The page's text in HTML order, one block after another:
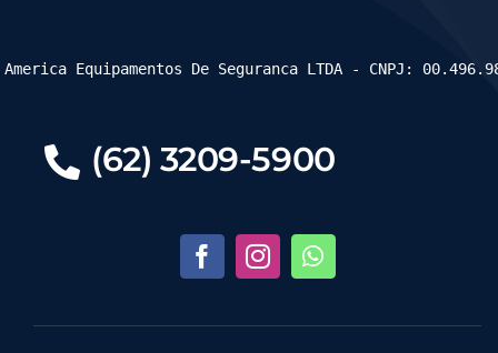
(62) 3209-5900
Equipamentos De Seguranca LTDA - CNPJ: